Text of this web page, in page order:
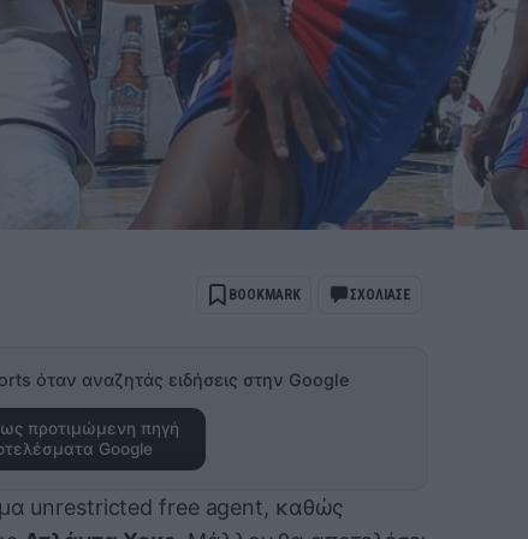
BOOKMARK ΣΧΟΛΙΑΣΕ
όταν αναζητάς ειδήσεις στην Google
προτιμώμενη πηγή
Google
unrestricted free agent, καθώς